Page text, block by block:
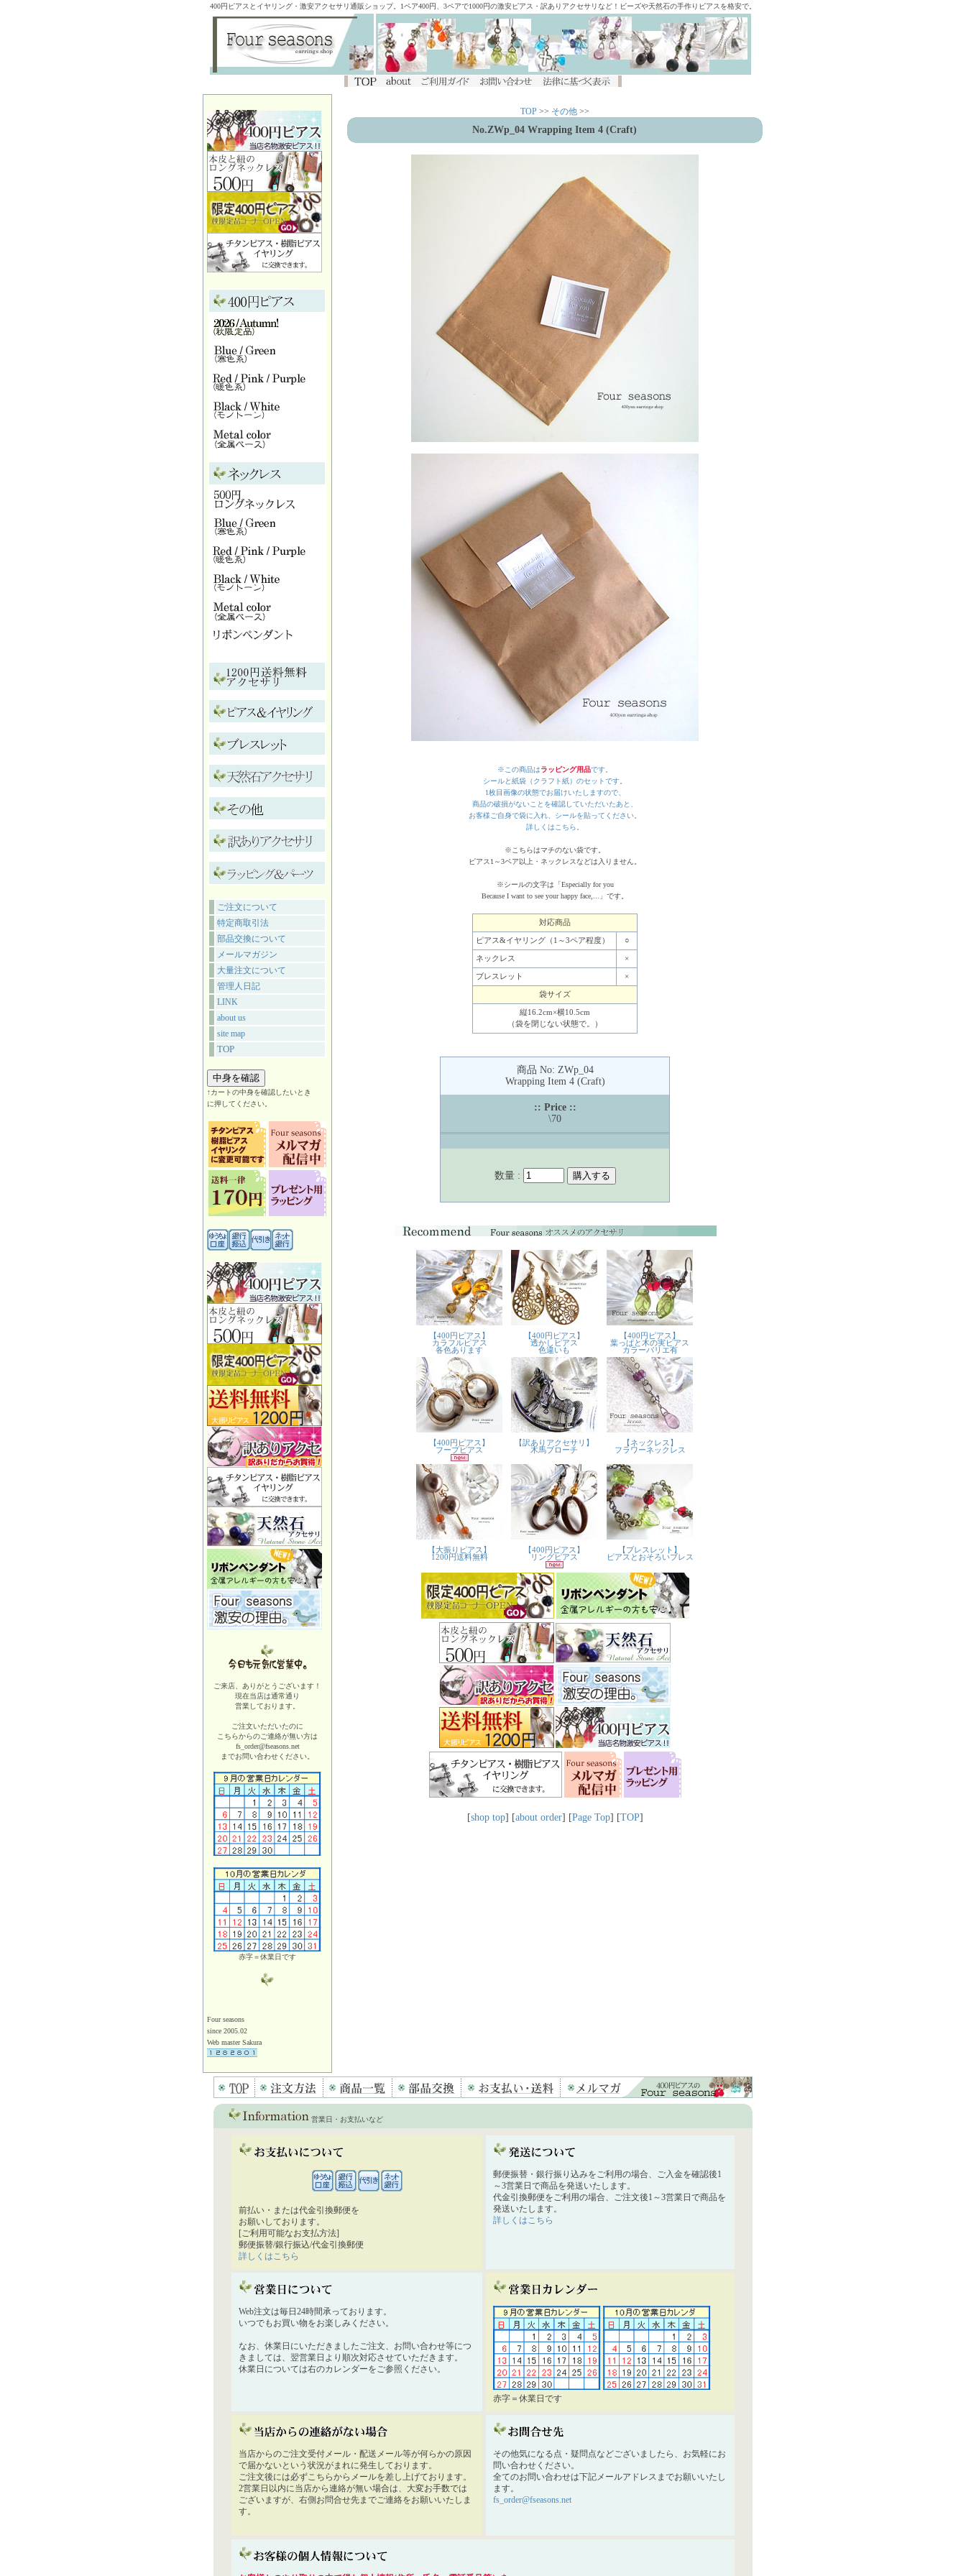
400円ピアスとイヤリング・激安アクセサリ通販ショップ。1ペア400円、3ペアで1000円の激安ピアス・訳ありアクセサリなど！ビーズや天然石の手作りピアスを格安で。
ご注文について
特定商取引法
部品交換について
メールマガジン
大量注文について
管理人日記
LINK
about us
site map
TOP
↑カートの中身を確認したいとき
に押してください。
ご来店、ありがとうございます！
現在当店は通常通り
営業しております。
ご注文いただいたのに
こちらからのご連絡が無い方は
fs_order@fseasons.net
までお問い合わせください。
赤字＝休業日です
Four seasons
since 2005.02
Web master Sakura
TOP >> その他 >>
No.ZWp_04 Wrapping Item 4 (Craft)
※この商品はラッピング用品です。
シールと紙袋（クラフト紙）のセットです。
1枚目画像の状態でお届けいたしますので、
商品の破損がないことを確認していただいたあと、
お客様ご自身で袋に入れ、シールを貼ってください。
詳しくはこちら。
※こちらはマチのない袋です。
ピアス1～3ペア以上・ネックレスなどは入りません。
※シールの文字は「Especially for you
Because I want to see your happy face,...」です。
対応商品
ピアス&イヤリング（1～3ペア程度） ○
ネックレス ×
ブレスレット ×
袋サイズ
縦16.2cm×横10.5cm
（袋を閉じない状態で。）
商品 No: ZWp_04
Wrapping Item 4 (Craft)
:: Price ::
\70
数量 :
[shop top] [about order] [Page Top] [TOP]
営業日・お支払いなど
前払い・または代金引換郵便を
お願いしております。
[ご利用可能なお支払方法]
郵便振替/銀行振込/代金引換郵便
詳しくはこちら
郵便振替・銀行振り込みをご利用の場合、ご入金を確認後1
～3営業日で商品を発送いたします。
代金引換郵便をご利用の場合、ご注文後1～3営業日で商品を
発送いたします。
詳しくはこちら
Web注文は毎日24時間承っております。
いつでもお買い物をお楽しみください。
なお、休業日にいただきましたご注文、お問い合わせ等につ
きましては、翌営業日より順次対応させていただきます。
休業日については右のカレンダーをご参照ください。
赤字＝休業日です
当店からのご注文受付メール・配送メール等が何らかの原因
で届かないという状況がまれに発生しております。
ご注文後には必ずこちらからメールを差し上げております。
2営業日以内に当店から連絡が無い場合は、大変お手数では
ございますが、右側お問合せ先までご連絡をお願いいたしま
す。
その他気になる点・疑問点などございましたら、お気軽にお
問い合わせください。
全てのお問い合わせは下記メールアドレスまでお願いいたし
ます。
fs_order@fseasons.net